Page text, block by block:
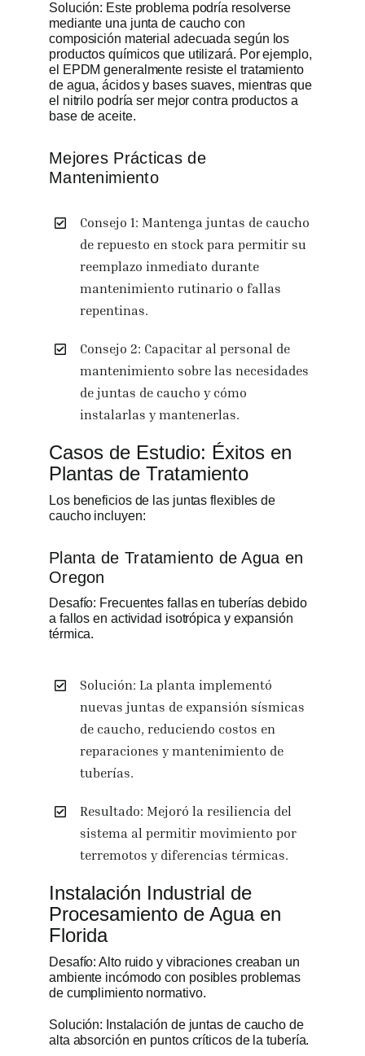
Solución: Este problema podría resolverse
mediante una junta de caucho con
composición material adecuada según los
productos químicos que utilizará. Por ejemplo,
el EPDM generalmente resiste el tratamiento
de agua, ácidos y bases suaves, mientras que
el nitrilo podría ser mejor contra productos a
base de aceite.
Mejores Prácticas de
Mantenimiento
Consejo 1: Mantenga juntas de caucho
de repuesto en stock para permitir su
reemplazo inmediato durante
mantenimiento rutinario o fallas
repentinas.
Consejo 2: Capacitar al personal de
mantenimiento sobre las necesidades
de juntas de caucho y cómo
instalarlas y mantenerlas.
Casos de Estudio: Éxitos en
Plantas de Tratamiento
Los beneficios de las juntas flexibles de
caucho incluyen:
Planta de Tratamiento de Agua en
Oregon
Desafío: Frecuentes fallas en tuberías debido
a fallos en actividad isotrópica y expansión
térmica.
Solución: La planta implementó
nuevas juntas de expansión sísmicas
de caucho, reduciendo costos en
reparaciones y mantenimiento de
tuberías.
Resultado: Mejoró la resiliencia del
sistema al permitir movimiento por
terremotos y diferencias térmicas.
Instalación Industrial de
Procesamiento de Agua en
Florida
Desafío: Alto ruido y vibraciones creaban un
ambiente incómodo con posibles problemas
de cumplimiento normativo.
Solución: Instalación de juntas de caucho de
alta absorción en puntos críticos de la tubería.